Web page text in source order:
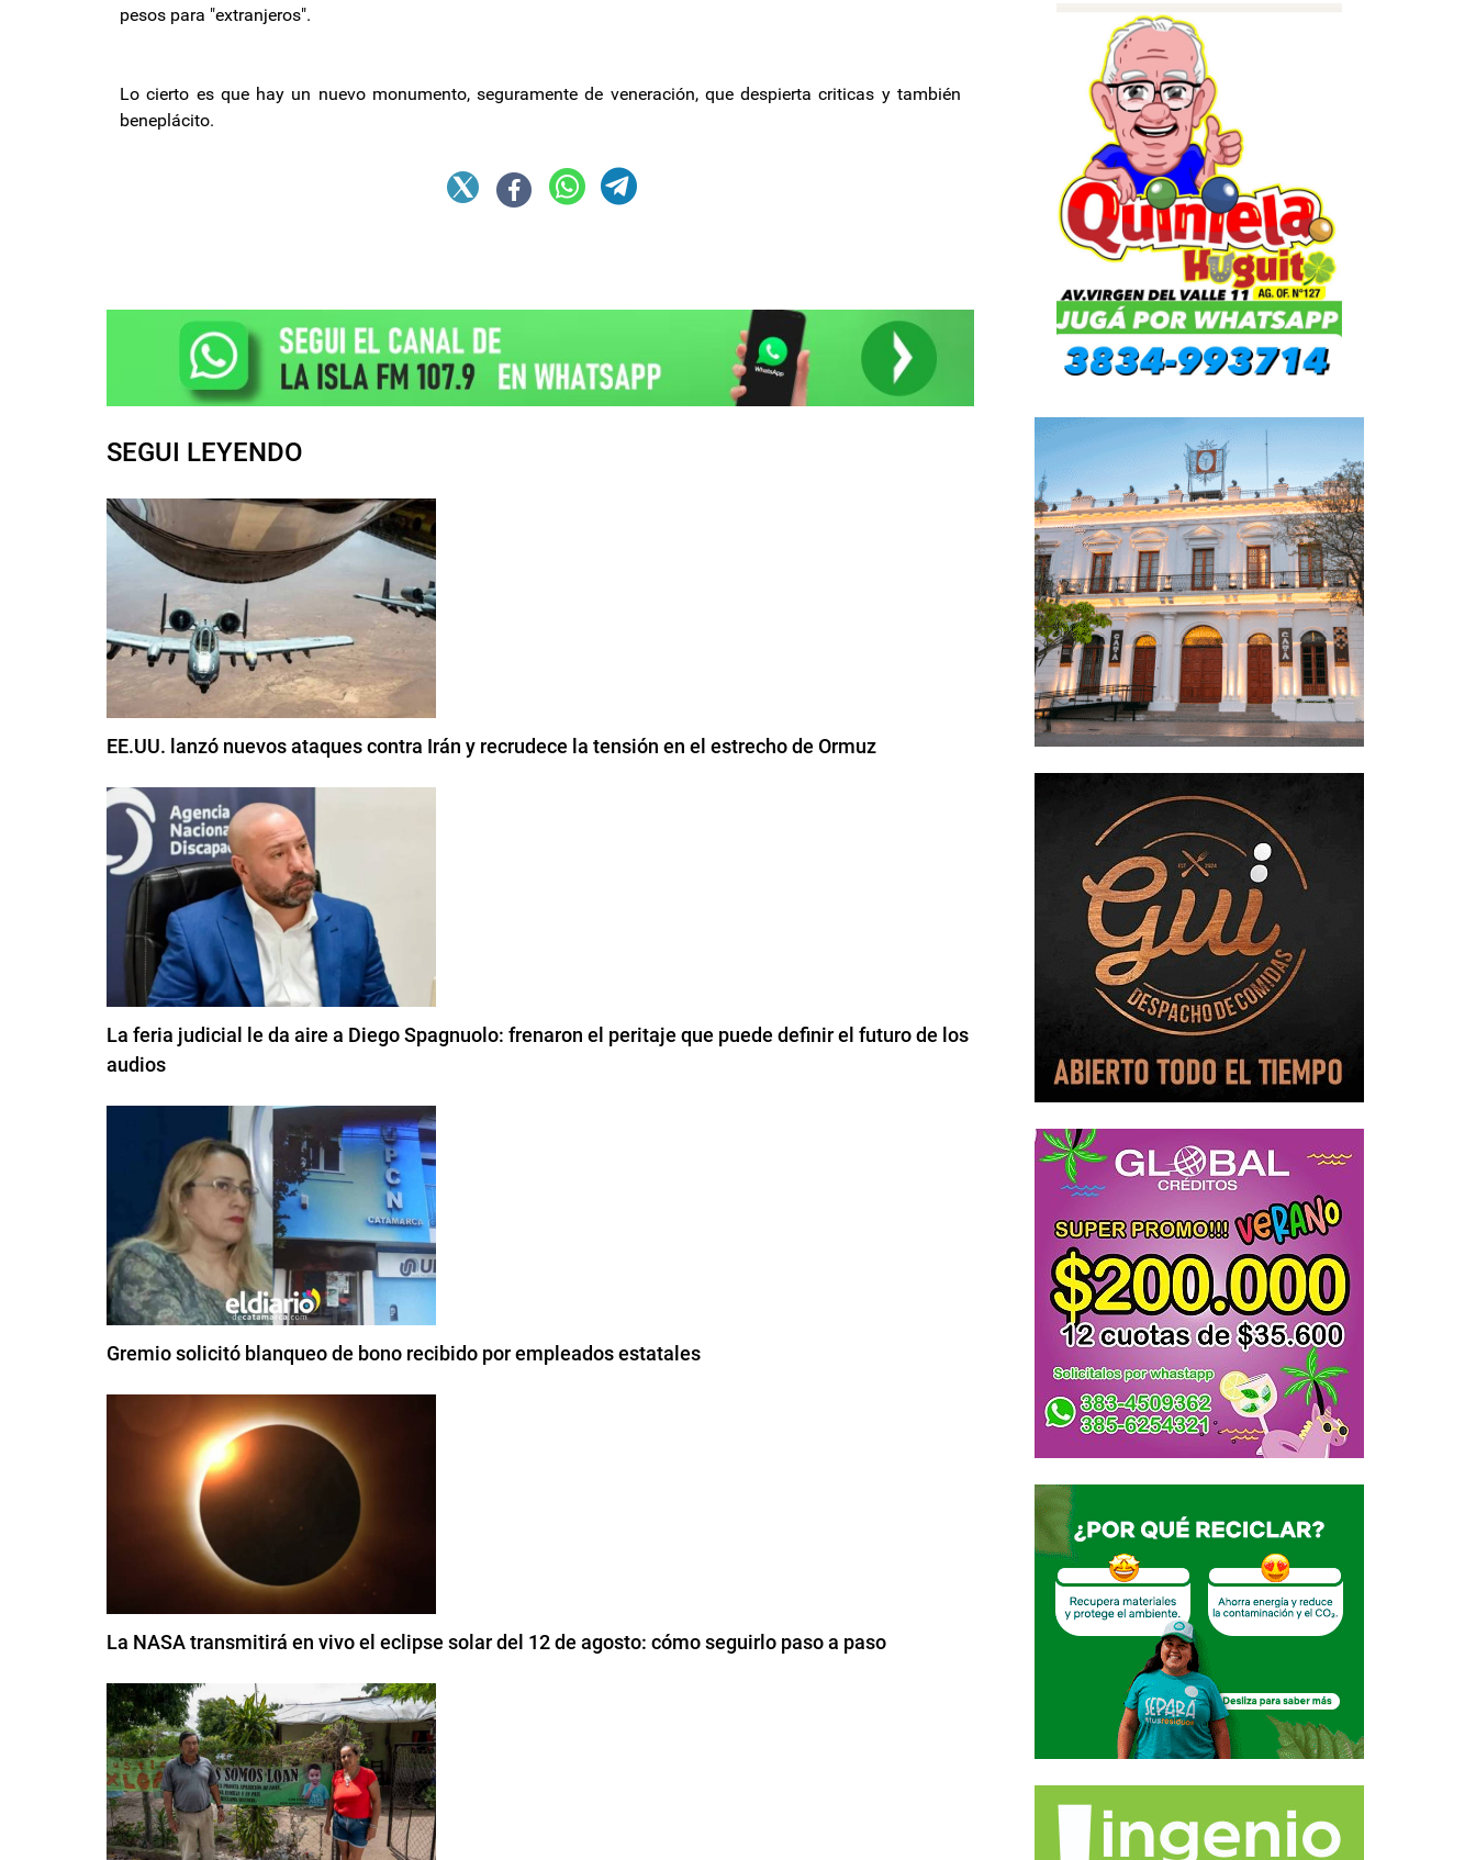
pesos para "extranjeros".
Lo cierto es que hay un nuevo monumento, seguramente de veneración, que despierta criticas y también
beneplácito.
SEGUI LEYENDO
EE.UU. lanzó nuevos ataques contra Irán y recrudece la tensión en el estrecho de Ormuz
La feria judicial le da aire a Diego Spagnuolo: frenaron el peritaje que puede definir el futuro de los
audios
Gremio solicitó blanqueo de bono recibido por empleados estatales
La NASA transmitirá en vivo el eclipse solar del 12 de agosto: cómo seguirlo paso a paso